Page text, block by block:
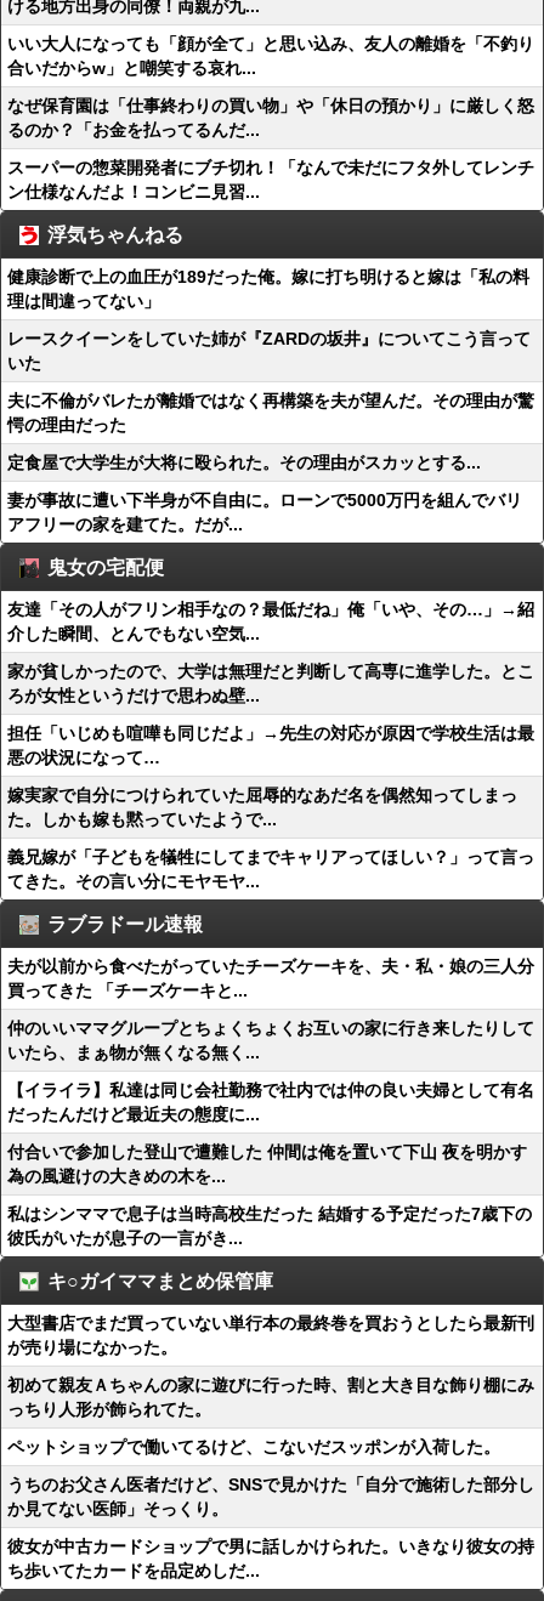
ける地方出身の同僚！両親が九...
いい大人になっても「顔が全て」と思い込み、友人の離婚を「不釣り
合いだからw」と嘲笑する哀れ...
なぜ保育園は「仕事終わりの買い物」や「休日の預かり」に厳しく怒
るのか？「お金を払ってるんだ...
スーパーの惣菜開発者にブチ切れ！「なんで未だにフタ外してレンチ
ン仕様なんだよ！コンビニ見習...
浮気ちゃんねる
健康診断で上の血圧が189だった俺。嫁に打ち明けると嫁は「私の料
理は間違ってない」
レースクイーンをしていた姉が『ZARDの坂井』についてこう言って
いた
夫に不倫がバレたが離婚ではなく再構築を夫が望んだ。その理由が驚
愕の理由だった
定食屋で大学生が大将に殴られた。その理由がスカッとする...
妻が事故に遭い下半身が不自由に。ローンで5000万円を組んでバリ
アフリーの家を建てた。だが...
鬼女の宅配便
友達「その人がフリン相手なの？最低だね」俺「いや、その…」→紹
介した瞬間、とんでもない空気...
家が貧しかったので、大学は無理だと判断して高専に進学した。とこ
ろが女性というだけで思わぬ壁...
担任「いじめも喧嘩も同じだよ」→先生の対応が原因で学校生活は最
悪の状況になって…
嫁実家で自分につけられていた屈辱的なあだ名を偶然知ってしまっ
た。しかも嫁も黙っていたようで...
義兄嫁が「子どもを犠牲にしてまでキャリアってほしい？」って言っ
てきた。その言い分にモヤモヤ...
ラブラドール速報
夫が以前から食べたがっていたチーズケーキを、夫・私・娘の三人分
買ってきた 「チーズケーキと...
仲のいいママグループとちょくちょくお互いの家に行き来したりして
いたら、まぁ物が無くなる無く...
【イライラ】私達は同じ会社勤務で社内では仲の良い夫婦として有名
だったんだけど最近夫の態度に...
付合いで参加した登山で遭難した 仲間は俺を置いて下山 夜を明かす
為の風避けの大きめの木を...
私はシンママで息子は当時高校生だった 結婚する予定だった7歳下の
彼氏がいたが息子の一言がき...
キ○ガイママまとめ保管庫
大型書店でまだ買っていない単行本の最終巻を買おうとしたら最新刊
が売り場になかった。
初めて親友Ａちゃんの家に遊びに行った時、割と大き目な飾り棚にみ
っちり人形が飾られてた。
ペットショップで働いてるけど、こないだスッポンが入荷した。
うちのお父さん医者だけど、SNSで見かけた「自分で施術した部分し
か見てない医師」そっくり。
彼女が中古カードショップで男に話しかけられた。いきなり彼女の持
ち歩いてたカードを品定めしだ...